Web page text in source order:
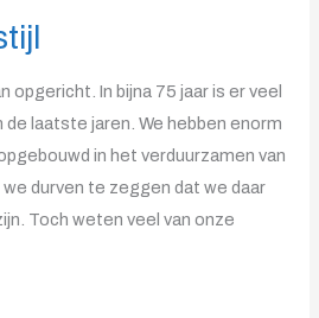
opgericht. In bijna 75 jaar is er veel
laatste jaren. We hebben enorm
in het verduurzamen van
durven te zeggen dat we daar
Toch weten veel van onze